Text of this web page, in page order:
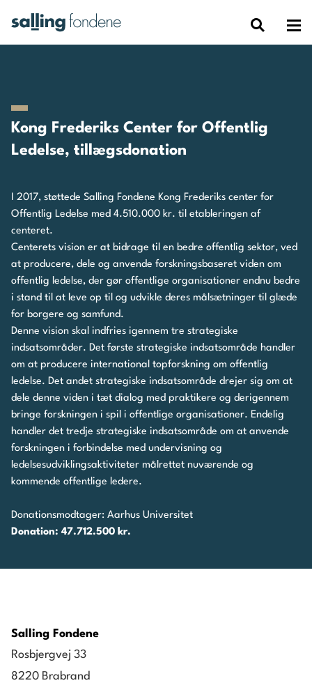
Kong Frederiks Center for Offentlig
Ledelse, tillægsdonation
I 2017, støttede Salling Fondene Kong Frederiks center for
Offentlig Ledelse med 4.510.000 kr. til etableringen af
centeret.
Centerets vision er at bidrage til en bedre offentlig sektor, ved
at producere, dele og anvende forskningsbaseret viden om
offentlig ledelse, der gør offentlige organisationer endnu bedre
i stand til at leve op til og udvikle deres målsætninger til glæde
for borgere og samfund.
Denne vision skal indfries igennem tre strategiske
indsatsområder. Det første strategiske indsatsområde handler
om at producere international topforskning om offentlig
ledelse. Det andet strategiske indsatsområde drejer sig om at
dele denne viden i tæt dialog med praktikere og derigennem
bringe forskningen i spil i offentlige organisationer. Endelig
handler det tredje strategiske indsatsområde om at anvende
forskningen i forbindelse med undervisning og
ledelsesudviklingsaktiviteter målrettet nuværende og
kommende offentlige ledere.
Donationsmodtager: Aarhus Universitet
Donation: 47.712.500 kr.
Salling Fondene
Rosbjergvej 33
8220 Brabrand